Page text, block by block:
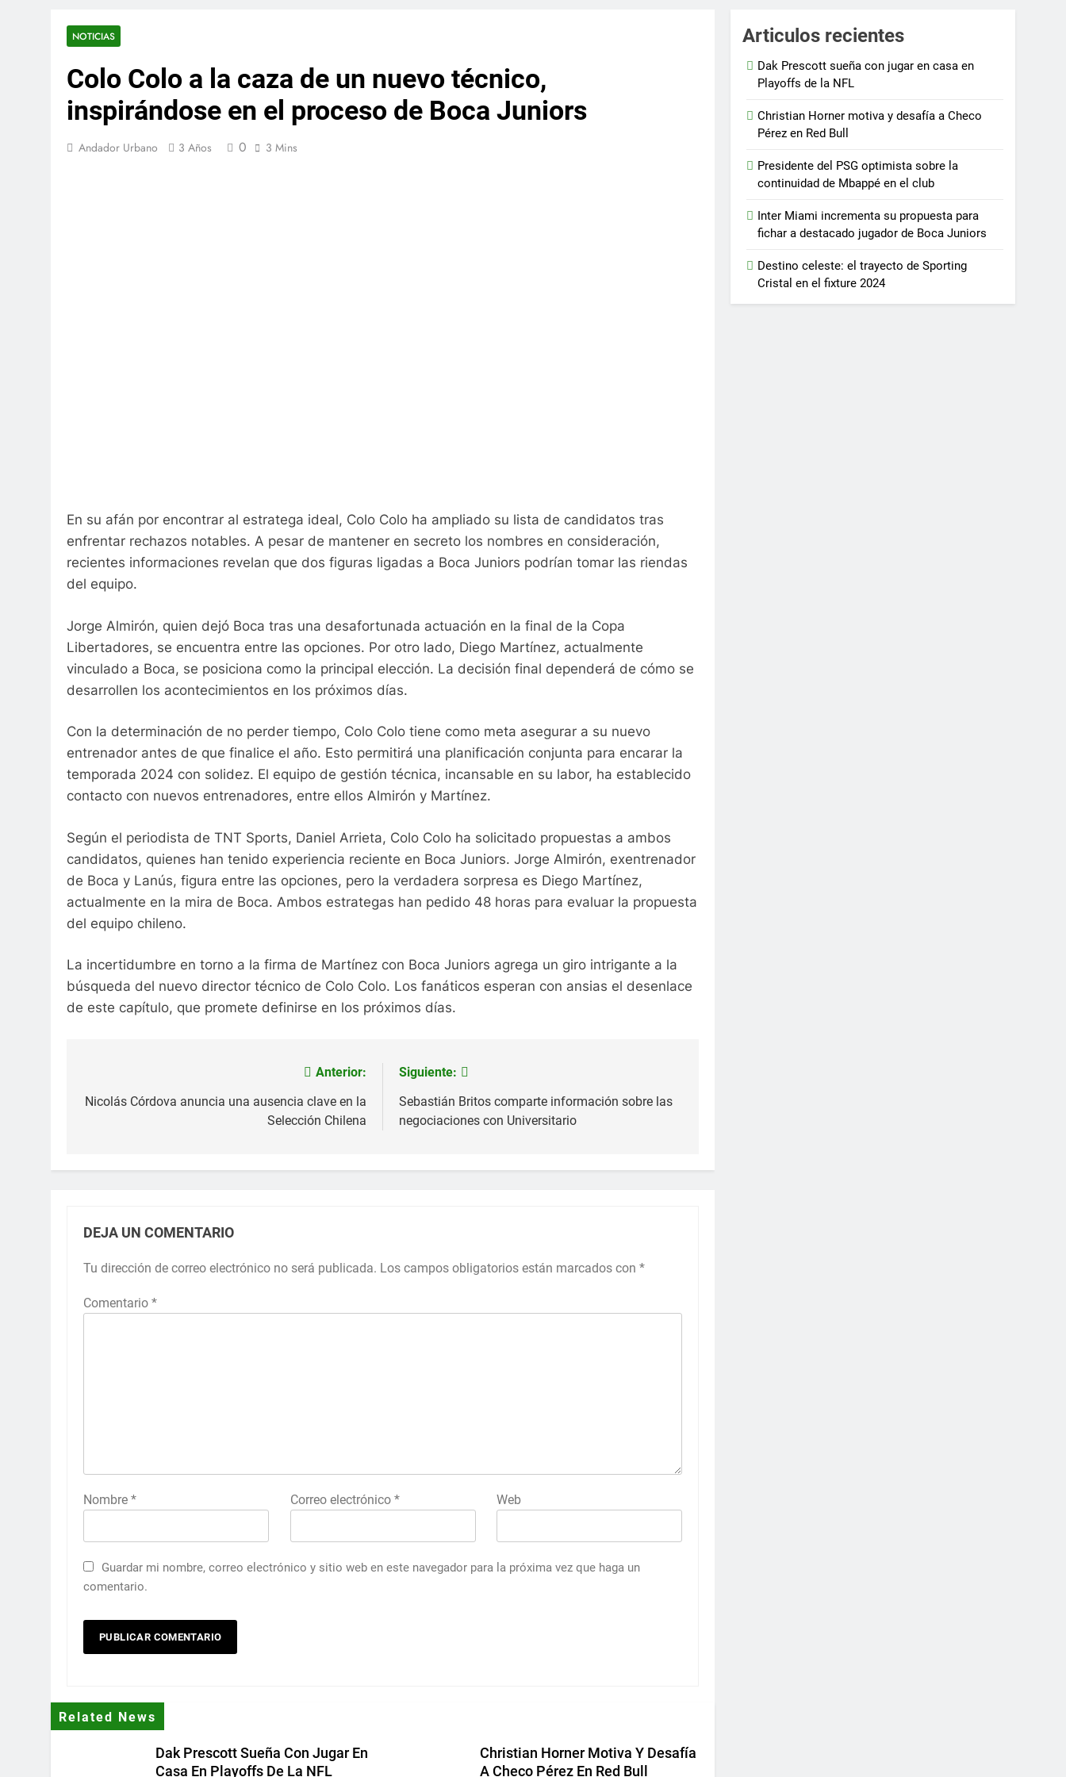
NOTICIAS
Colo Colo a la caza de un nuevo técnico,
inspirándose en el proceso de Boca Juniors
Andador Urbano 3 Años 0 3 Mins
En su afán por encontrar al estratega ideal, Colo Colo ha ampliado su lista de candidatos tras
enfrentar rechazos notables. A pesar de mantener en secreto los nombres en consideración,
recientes informaciones revelan que dos figuras ligadas a Boca Juniors podrían tomar las riendas
del equipo.
Jorge Almirón, quien dejó Boca tras una desafortunada actuación en la final de la Copa
Libertadores, se encuentra entre las opciones. Por otro lado, Diego Martínez, actualmente
vinculado a Boca, se posiciona como la principal elección. La decisión final dependerá de cómo se
desarrollen los acontecimientos en los próximos días.
Con la determinación de no perder tiempo, Colo Colo tiene como meta asegurar a su nuevo
entrenador antes de que finalice el año. Esto permitirá una planificación conjunta para encarar la
temporada 2024 con solidez. El equipo de gestión técnica, incansable en su labor, ha establecido
contacto con nuevos entrenadores, entre ellos Almirón y Martínez.
Según el periodista de TNT Sports, Daniel Arrieta, Colo Colo ha solicitado propuestas a ambos
candidatos, quienes han tenido experiencia reciente en Boca Juniors. Jorge Almirón, exentrenador
de Boca y Lanús, figura entre las opciones, pero la verdadera sorpresa es Diego Martínez,
actualmente en la mira de Boca. Ambos estrategas han pedido 48 horas para evaluar la propuesta
del equipo chileno.
La incertidumbre en torno a la firma de Martínez con Boca Juniors agrega un giro intrigante a la
búsqueda del nuevo director técnico de Colo Colo. Los fanáticos esperan con ansias el desenlace
de este capítulo, que promete definirse en los próximos días.
de
Anterior:
Nicolás Córdova anuncia una ausencia clave en la
Selección Chilena
Siguiente:
Sebastián Britos comparte información sobre las
negociaciones con Universitario
DEJA UN COMENTARIO
Tu dirección de correo electrónico no será publicada. Los campos obligatorios están marcados con *
Comentario *
Nombre * Correo electrónico * Web
Guardar mi nombre, correo electrónico y sitio web en este navegador para la próxima vez que haga un
comentario.
Related News
Dak Prescott Sueña Con Jugar En
Casa En Playoffs De La NFL
Christian Horner Motiva Y Desafía
A Checo Pérez En Red Bull
Articulos recientes
Dak Prescott sueña con jugar en casa en
Playoffs de la NFL
Christian Horner motiva y desafía a Checo
Pérez en Red Bull
Presidente del PSG optimista sobre la
continuidad de Mbappé en el club
Inter Miami incrementa su propuesta para
fichar a destacado jugador de Boca Juniors
Destino celeste: el trayecto de Sporting
Cristal en el fixture 2024